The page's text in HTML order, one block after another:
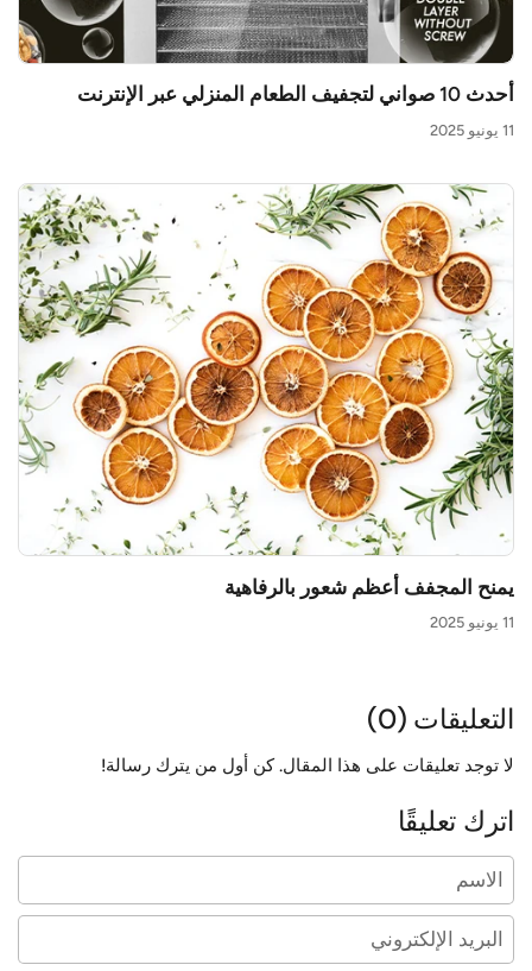
أحدث 10 صواني لتجفيف الطعام المنزلي عبر الإنترنت
11 يونيو 2025
يمنح المجفف أعظم شعور بالرفاهية
11 يونيو 2025
التعليقات (0)
لا توجد تعليقات على هذا المقال. كن أول من يترك رسالة!
اترك تعليقًا
الاسم
البريد الإلكتروني